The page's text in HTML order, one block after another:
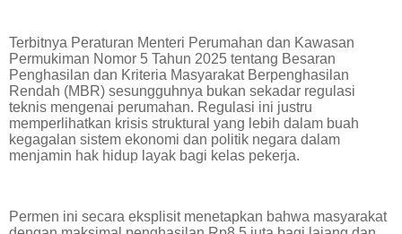
Terbitnya Peraturan Menteri Perumahan dan Kawasan
Permukiman Nomor 5 Tahun 2025 tentang Besaran
Penghasilan dan Kriteria Masyarakat Berpenghasilan
Rendah (MBR) sesungguhnya bukan sekadar regulasi
teknis mengenai perumahan. Regulasi ini justru
memperlihatkan krisis struktural yang lebih dalam buah
kegagalan sistem ekonomi dan politik negara dalam
menjamin hak hidup layak bagi kelas pekerja.
Permen ini secara eksplisit menetapkan bahwa masyarakat